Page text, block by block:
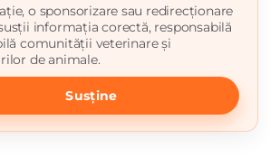
o sponsorizare sau redirecționare
informația corectă, responsabilă
comunității veterinare și
de animale.
Susține